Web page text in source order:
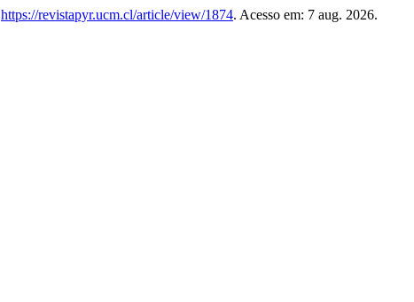
https://revistapyr.ucm.cl/article/view/1874. Acesso em: 7 aug. 2026.